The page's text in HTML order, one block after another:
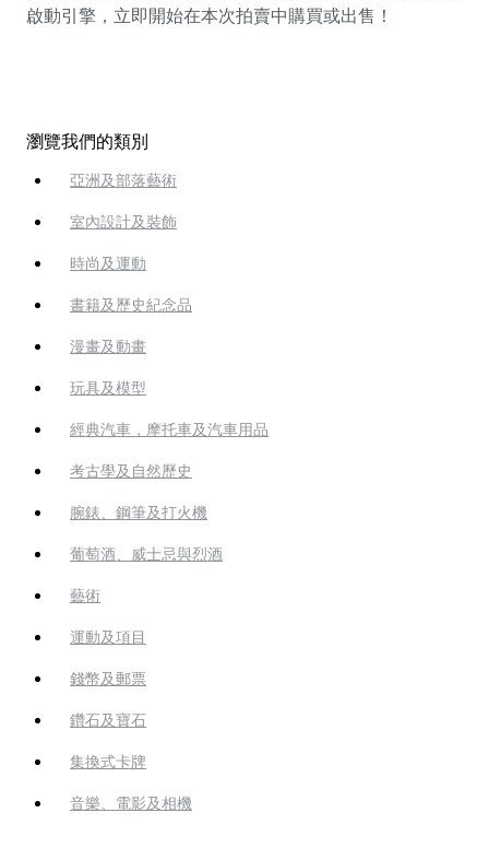
啟動引擎，立即開始在本次拍賣中購買或出售！
瀏覽我們的類別
亞洲及部落藝術
室內設計及裝飾
時尚及運動
書籍及歷史紀念品
漫畫及動畫
玩具及模型
經典汽車，摩托車及汽車用品
考古學及自然歷史
腕錶、鋼筆及打火機
葡萄酒、威士忌與烈酒
藝術
運動及項目
錢幣及郵票
鑽石及寶石
集換式卡牌
音樂、電影及相機